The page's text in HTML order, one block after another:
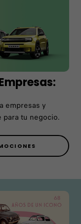
empresas y
para tu negocio.